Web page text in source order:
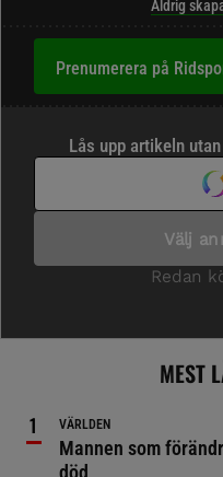
Aldrig
Prenumerera på
MEST
VÄRLDEN
Mannen som
död